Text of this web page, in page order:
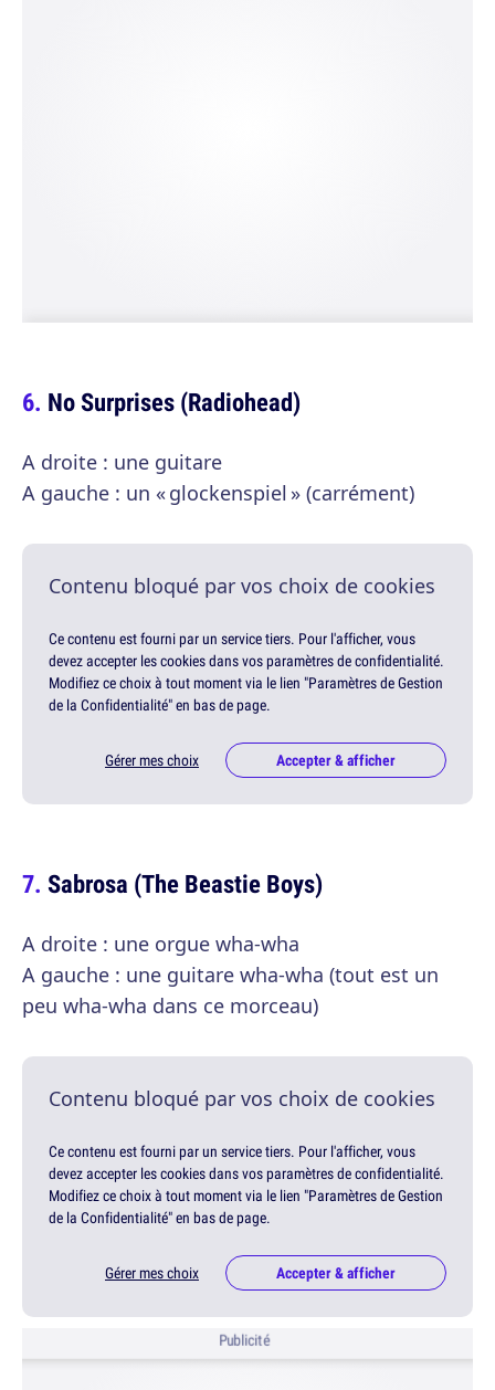
No Surprises (Radiohead)
A droite : une guitare
A gauche : un « glockenspiel » (carrément)
Contenu bloqué par vos choix de cookies
Ce contenu est fourni par un service tiers. Pour l'afficher, vous
devez accepter les cookies dans vos paramètres de confidentialité.
Modifiez ce choix à tout moment via le lien "Paramètres de Gestion
de la Confidentialité" en bas de page.
Gérer mes choix Accepter & afficher
Sabrosa (The Beastie Boys)
A droite : une orgue wha-wha
A gauche : une guitare wha-wha (tout est un
peu wha-wha dans ce morceau)
Contenu bloqué par vos choix de cookies
Ce contenu est fourni par un service tiers. Pour l'afficher, vous
devez accepter les cookies dans vos paramètres de confidentialité.
Modifiez ce choix à tout moment via le lien "Paramètres de Gestion
de la Confidentialité" en bas de page.
Gérer mes choix Accepter & afficher
Publicité